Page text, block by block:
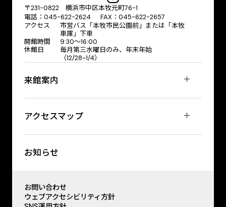
〒231-0822 横浜市中区本牧元町76-1
電話：045-622-2624 FAX：045-622-2657
アクセス
市営バス「本牧市民公園前」または「本牧
車庫」下車
開館時間
9:30〜16:00
休館日
毎月第三水曜日のみ、年末年始
（12/28~1/4）
来館案内
アクセスマップ
お知らせ
お問い合わせ
ウェブアクセシビリティ方針